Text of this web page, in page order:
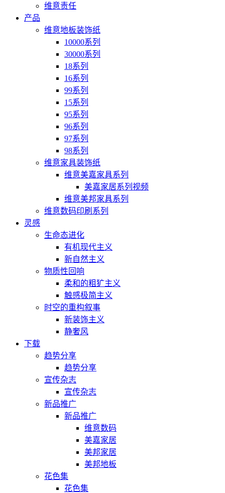
维意责任
产品
维意地板装饰纸
10000系列
30000系列
18系列
16系列
99系列
15系列
95系列
96系列
97系列
98系列
维意家具装饰纸
维意美嘉家具系列
美嘉家居系列视频
维意美邦家具系列
维意数码印刷系列
灵感
生命态进化
有机现代主义
新自然主义
物质性回响
柔和的粗犷主义
触感极简主义
时空的重构叙事
新装饰主义
静奢风
下载
趋势分享
趋势分享
宣传杂志
宣传杂志
新品推广
新品推广
维意数码
美嘉家居
美邦家居
美邦地板
花色集
花色集